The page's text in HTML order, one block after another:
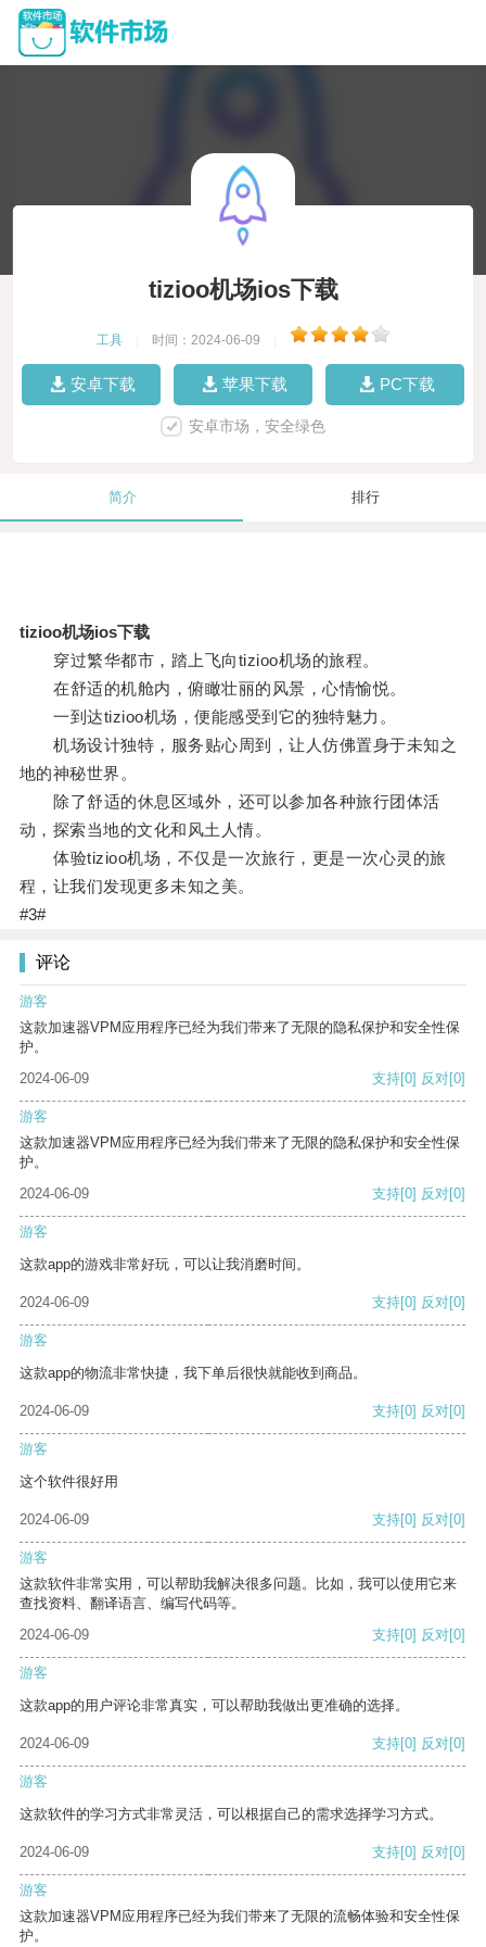
tizioo机场ios下载
工具 时间：2024-06-09
安卓下载 苹果下载 PC下载
安卓市场，安全绿色
简介 排行
tizioo机场ios下载
穿过繁华都市，踏上飞向tizioo机场的旅程。
在舒适的机舱内，俯瞰壮丽的风景，心情愉悦。
一到达tizioo机场，便能感受到它的独特魅力。
机场设计独特，服务贴心周到，让人仿佛置身于未知之
地的神秘世界。
除了舒适的休息区域外，还可以参加各种旅行团体活
动，探索当地的文化和风土人情。
体验tizioo机场，不仅是一次旅行，更是一次心灵的旅
程，让我们发现更多未知之美。
#3#
评论
游客
这款加速器VPM应用程序已经为我们带来了无限的隐私保护和安全性保
护。
2024-06-09
支持[0] 反对[0]
游客
这款加速器VPM应用程序已经为我们带来了无限的隐私保护和安全性保
护。
2024-06-09
支持[0] 反对[0]
游客
这款app的游戏非常好玩，可以让我消磨时间。
2024-06-09 支持[0] 反对[0]
游客
这款app的物流非常快捷，我下单后很快就能收到商品。
2024-06-09 支持[0] 反对[0]
游客
这个软件很好用
2024-06-09 支持[0] 反对[0]
游客
这款软件非常实用，可以帮助我解决很多问题。比如，我可以使用它来
查找资料、翻译语言、编写代码等。
2024-06-09
支持[0] 反对[0]
游客
这款app的用户评论非常真实，可以帮助我做出更准确的选择。
2024-06-09 支持[0] 反对[0]
游客
这款软件的学习方式非常灵活，可以根据自己的需求选择学习方式。
2024-06-09 支持[0] 反对[0]
游客
这款加速器VPM应用程序已经为我们带来了无限的流畅体验和安全性保
护。